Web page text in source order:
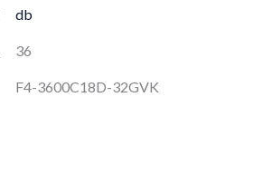
db
36
F4-3600C18D-32GVK